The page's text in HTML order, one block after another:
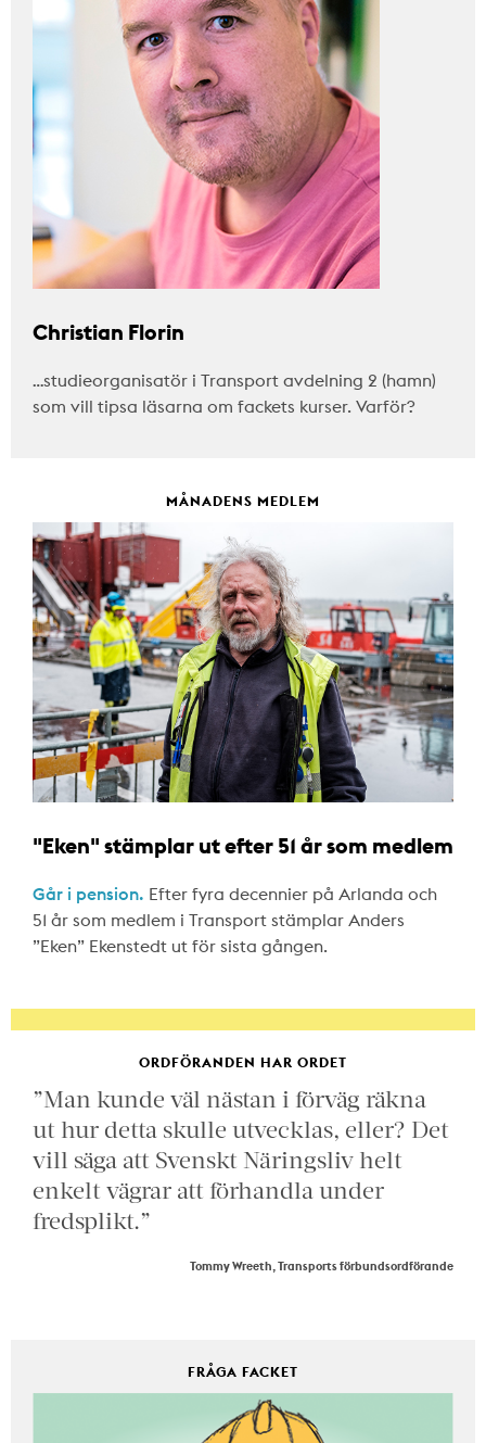
Christian Florin
…studieorganisatör i Transport avdelning 2 (hamn)
som vill tipsa läsarna om fackets kurser. Varför?
MÅNADENS MEDLEM
"Eken" stämplar ut efter 51 år som medlem
Går i pension. Efter fyra decennier på Arlanda och
51 år som medlem i Transport stämplar Anders
”Eken” Ekenstedt ut för sista gången.
ORDFÖRANDEN HAR ORDET
”Man kunde väl nästan i förväg räkna
ut hur detta skulle utvecklas, eller? Det
vill säga att Svenskt Näringsliv helt
enkelt vägrar att förhandla under
fredsplikt.”
Tommy Wreeth, Transports förbundsordförande
FRÅGA FACKET